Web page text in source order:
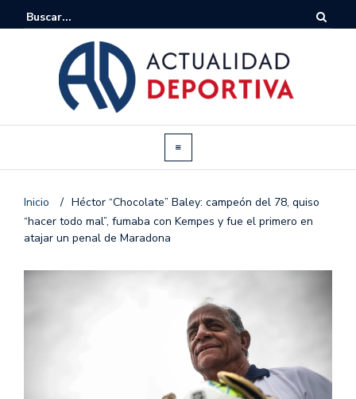
Inicio / Héctor “Chocolate” Baley: campeón del 78, quiso
“hacer todo mal”, fumaba con Kempes y fue el primero en
atajar un penal de Maradona